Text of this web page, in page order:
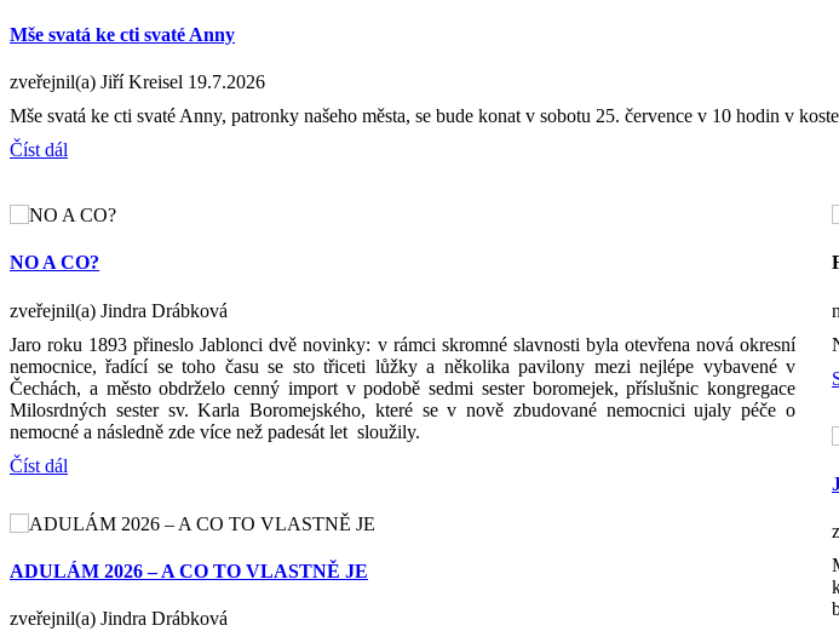
Mše svatá ke cti svaté Anny
zveřejnil(a) Jiří Kreisel 19.7.2026
Mše svatá ke cti svaté Anny, patronky našeho města, se bude konat v sobotu 25. července v 10 hodin v
Číst dál
NO A CO?
zveřejnil(a) Jindra Drábková
Jaro roku 1893 přineslo Jablonci dvě novinky: v rámci skromné slavnosti byla otevřena nová okresní
nemocnice, řadící se toho času se sto třiceti lůžky a několika pavilony mezi nejlépe vybavené v
Čechách, a město obdrželo cenný import v podobě sedmi sester boromejek, příslušnic kongregace
Milosrdných sester sv. Karla Boromejského, které se v nově zbudované nemocnici ujaly péče o
nemocné a následně zde více než padesát let sloužily.
Číst dál
ADULÁM 2026 – A CO TO VLASTNĚ JE
zveřejnil(a) Jindra Drábková